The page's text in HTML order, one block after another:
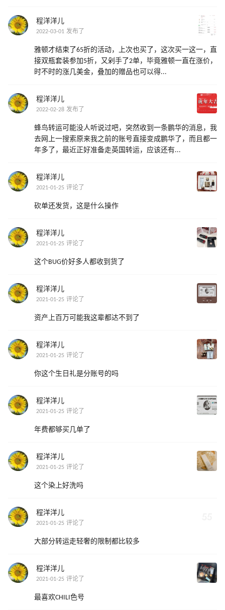
程洋洋儿
2022-03-01 发布了
雅顿才结束了65折的活动，上次也买了，这次买一这一，直
接双瓶套装参加5折，又剁手了2单，毕竟雅顿一直在涨价，
时不时的涨几美金，叠加的赠品也可以得...
程洋洋儿
2022-02-28 发布了
蜂鸟转运可能没人听说过吧，突然收到一条鹏华的消息，我
去网上一搜索原来我之前的账号直接变成鹏华了，而且都一
年多了，最近正好准备走英国转运，应该还有...
程洋洋儿
2021-01-25 评论了
砍单还发货，这是什么操作
程洋洋儿
2021-01-25 评论了
这个BUG价好多人都收到货了
程洋洋儿
2021-01-25 评论了
资产上百万可能我这辈都达不到了
程洋洋儿
2021-01-25 评论了
你这个生日礼是分账号的吗
程洋洋儿
2021-01-25 评论了
年费都够买几单了
程洋洋儿
2021-01-25 评论了
这个染上好洗吗
程洋洋儿
2021-01-25 评论了
大部分转运走轻奢的限制都比较多
程洋洋儿
2021-01-25 评论了
最喜欢CHILI色号